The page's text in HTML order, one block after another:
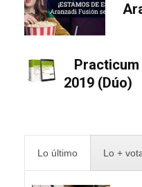
2019 (Dúo)
Lo último Lo +